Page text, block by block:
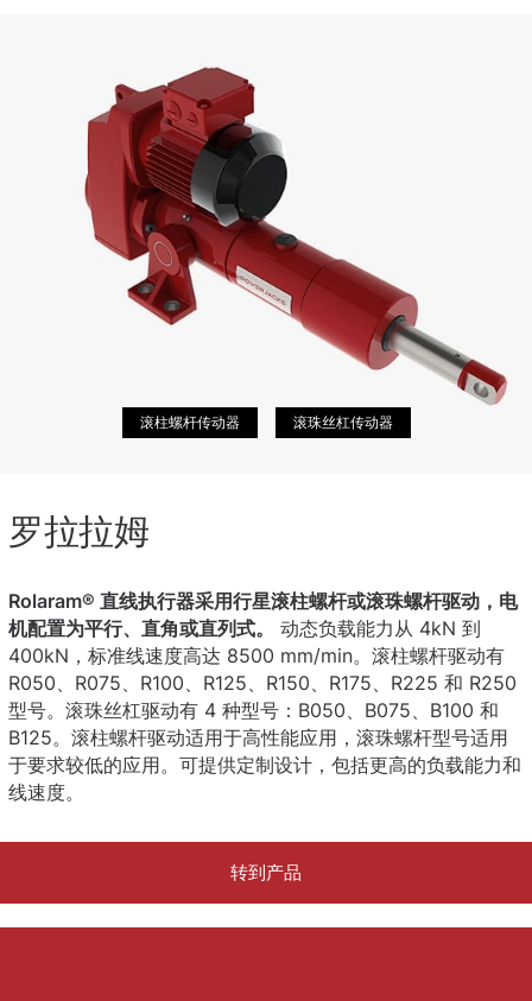
滚柱螺杆传动器 滚珠丝杠传动器
罗拉拉姆
Rolaram® 直线执行器采用行星滚柱螺杆或滚珠螺杆驱动，电
机配置为平行、直角或直列式。
动态负载能力从 4kN 到
400kN，标准线速度高达 8500 mm/min。滚柱螺杆驱动有
R050、R075、R100、R125、R150、R175、R225 和 R250
型号。滚珠丝杠驱动有 4 种型号：B050、B075、B100 和
B125。滚柱螺杆驱动适用于高性能应用，滚珠螺杆型号适用
于要求较低的应用。可提供定制设计，包括更高的负载能力和
线速度。
转到产品